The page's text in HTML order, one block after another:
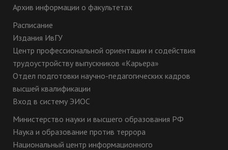
Архив информации о факультетах
Расписание
Издания ИвГУ
Центр профессиональной ориентации и содействия
трудоустройству выпускников «Карьера»
Отдел подготовки научно-педагогических кадров
высшей квалификации
Вход в систему ЭИОС
Министерство науки и высшего образования РФ
Наука и образование против террора
Национальный центр информационного